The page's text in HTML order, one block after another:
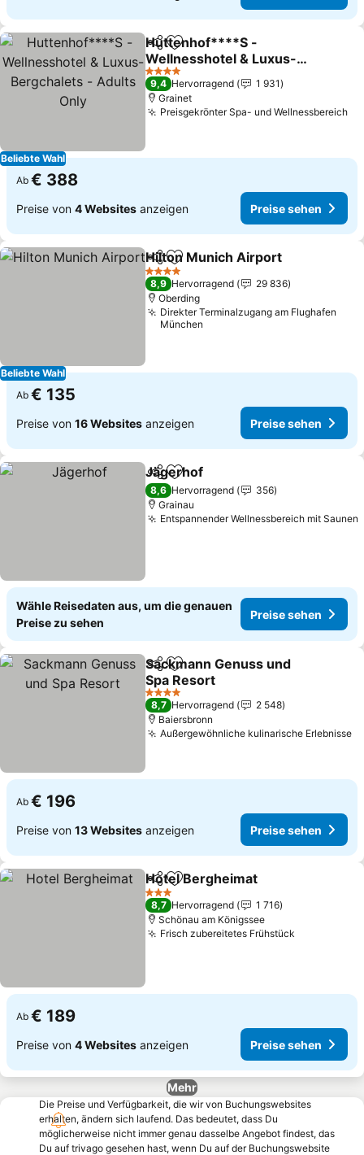
Beliebte Wahl
TeilenZu Favoriten hinzufügen
Huttenhof****S -
Wellnesshotel & Luxus-
Bergchalets - Adults Only
4 Sterne
9,4 Hervorragend
1 931
Grainet
Preisgekrönter Spa- und Wellnessbereich
Ab € 388
Preise von 4 Websites anzeigen Preise sehen
Beliebte Wahl
TeilenZu Favoriten hinzufügen
Hilton Munich Airport
4 Sterne
8,9 Hervorragend
29 836
Oberding
Direkter Terminalzugang am Flughafen
München
Ab € 135
Preise von 16 Websites anzeigen Preise sehen
TeilenZu Favoriten hinzufügen
Jägerhof
8,6 Hervorragend
356
Grainau
Entspannender Wellnessbereich mit Saunen
Wähle Reisedaten aus, um die genauen
Preise zu sehen
Preise sehen
TeilenZu Favoriten hinzufügen
Sackmann Genuss und
Spa Resort
4 Sterne
8,7 Hervorragend
2 548
Baiersbronn
Außergewöhnliche kulinarische Erlebnisse
Ab € 196
Preise von 13 Websites anzeigen Preise sehen
TeilenZu Favoriten hinzufügen
Hotel Bergheimat
3 Sterne
8,7 Hervorragend
1 716
Schönau am Königssee
Frisch zubereitetes Frühstück
Ab € 189
Preise von 4 Websites anzeigen Preise sehen
Mehr
Die Preise und Verfügbarkeit, die wir von Buchungswebsites
erhalten, ändern sich laufend. Das bedeutet, dass Du
möglicherweise nicht immer genau dasselbe Angebot findest, das
Du auf trivago gesehen hast, wenn Du auf der Buchungswebsite